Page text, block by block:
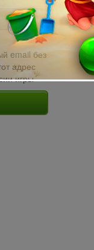
email без
адрес
игры